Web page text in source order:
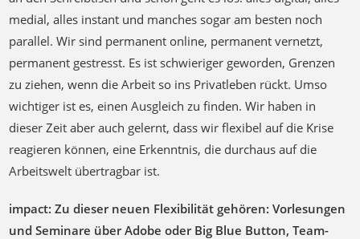
medial, alles instant und manches sogar am besten noch
parallel. Wir sind permanent online, permanent vernetzt,
permanent gestresst. Es ist schwieriger geworden, Grenzen
zu ziehen, wenn die Arbeit so ins Privatleben rückt. Umso
wichtiger ist es, einen Ausgleich zu finden. Wir haben in
dieser Zeit aber auch gelernt, dass wir flexibel auf die Krise
reagieren können, eine Erkenntnis, die durchaus auf die
Arbeitswelt übertragbar ist.
impact: Zu dieser neuen Flexibilität gehören: Vorlesungen
und Seminare über Adobe oder Big Blue Button, Team-